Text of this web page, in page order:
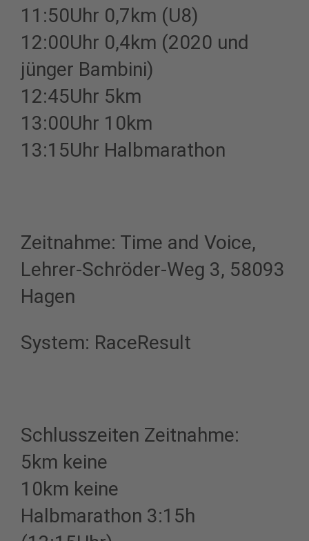
11:50Uhr 0,7km (U8)
12:00Uhr 0,4km (2020 und
jünger Bambini)
12:45Uhr 5km
13:00Uhr 10km
13:15Uhr Halbmarathon
Zeitnahme: Time and Voice,
Lehrer-Schröder-Weg 3, 58093
Hagen
System: RaceResult
Schlusszeiten Zeitnahme:
5km keine
10km keine
Halbmarathon 3:15h